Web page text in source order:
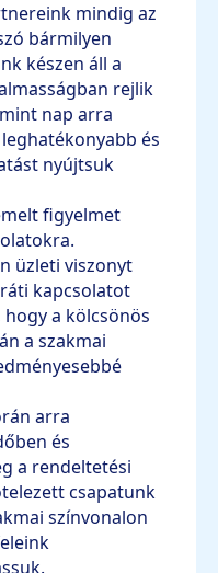
mindig az
bármilyen
készen áll a
rejlik
nap arra
és
nyújtsuk
figyelmet
üzleti viszonyt
kapcsolatot
a kölcsönös
a szakmai
arra
és
a rendeltetési
csapatunk
színvonalon